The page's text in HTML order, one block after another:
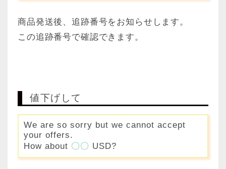
商品発送後、追跡番号をお知らせします。
この追跡番号で確認できます。
値下げして
We are so sorry but we cannot accept
your offers.
How about 〇〇 USD?